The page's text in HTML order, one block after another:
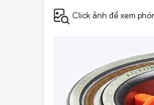
Click ảnh để xem